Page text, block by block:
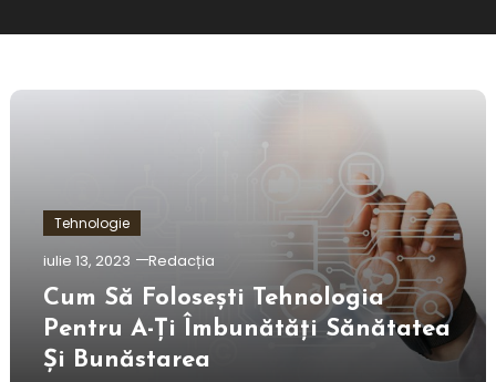
Tehnologie
iulie 13, 2023 Redacția
Cum Să Folosești Tehnologia
Pentru A-Ți Îmbunătăți Sănătatea
Și Bunăstarea